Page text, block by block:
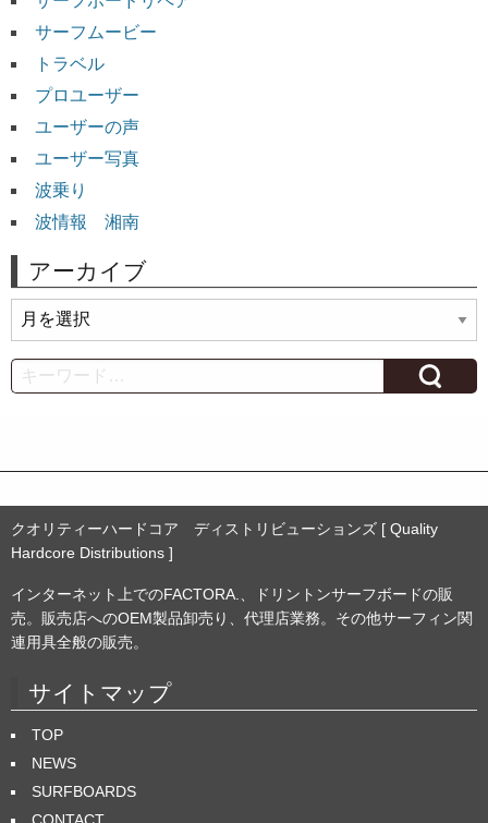
サーフムービー
トラベル
プロユーザー
ユーザーの声
ユーザー写真
波乗り
波情報 湘南
アーカイブ
ー
カ
イ
Search
クオリティーハードコア ディストリビューションズ [ Quality
Hardcore Distributions ]
インターネット上でのFACTORA.、ドリントンサーフボードの販
売。販売店へのOEM製品卸売り、代理店業務。その他サーフィン関
連用具全般の販売。
サイトマップ
TOP
NEWS
SURFBOARDS